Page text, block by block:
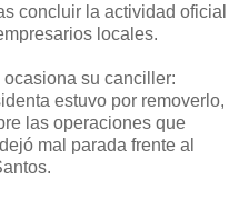
concluir la actividad oficial
locales.
su canciller:
estuvo por removerlo,
las operaciones que
mal parada frente al